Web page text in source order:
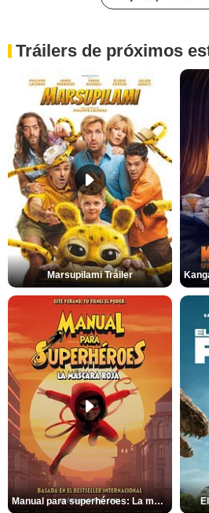
Tráilers de próximos
Marsupilami Tráiler
Manual para superhéroes: La máscara roja Tráiler